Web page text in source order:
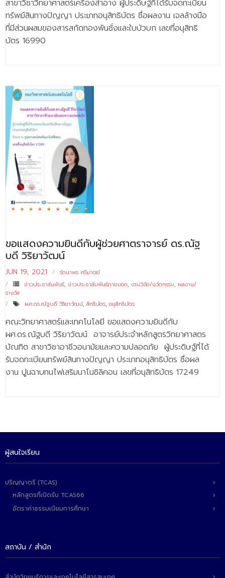
สาขาวิชาวิทยาศาสตร์เครื่องสำอาง ผู้ประดิษฐ์ที่ได้รับจดทะเบียน
ทรัพย์สินทางปัญญา ประเภทอนุสิทธิบัตร ชื่อผลงาน เจลล้างมือ
ที่มีส่วนผสมของสารสกัดทองพันชั่งและใบบัวบก เลขที่อนุสิทธิ
บัตร 16990
ขอแสดงความยินดีกับผู้ช่วยศาตราจารย์ ดร.ณัฐ
บดี วิริยาวัฒน์
JUN 19, 2021
รัตนาพร ศรีมาตย์
ข่าวประชาสัมพันธ์, ข่าวประชาสัมพันธ์ภายนอก, งานวิจัย/นวัตกรรม, ผลงาน/
รางวัล
ผศ.ดร.ณัฐบดี วิริยาวัฒน์, สิทธิบัตร, อนุสิทธิบัตร
คณะวิทยาศาสตร์และเทคโนโลยี ขอแสดงความยินดีกับ
ผศ.ดร.ณัฐบดี วิริยาวัฒน์ อาจารย์ประจำหลักสูตรวิทยาศาสตร
บัณฑิต สาขาวิชาอาชีวอนามัยและความปลอดภัย ผู้ประดิษฐ์ที่ได้
รับจดทะเบียนทรัพย์สินทางปัญญา ประเภทอนุสิทธิบัตร ชื่อผล
งาน ปูนฉาบทนไฟเสริมนาโนซิลิคอน เลขที่อนุสิทธิบัตร 17249
ผู้สนใจเรียน
ปริญญาตรี (TCAS)
หลักสูตรที่เปิดรับ TCAS66
อัตราค่าธรรมเนียมการศึกษา
สถาบัน / สำนัก